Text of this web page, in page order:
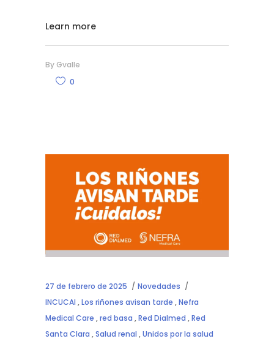
Learn more
By Gvalle
0
27 de febrero de 2025
Novedades
INCUCAI ,Los riñones avisan tarde ,Nefra
Medical Care ,red basa ,Red Dialmed ,Red
Santa Clara ,Salud renal ,Unidos por la salud